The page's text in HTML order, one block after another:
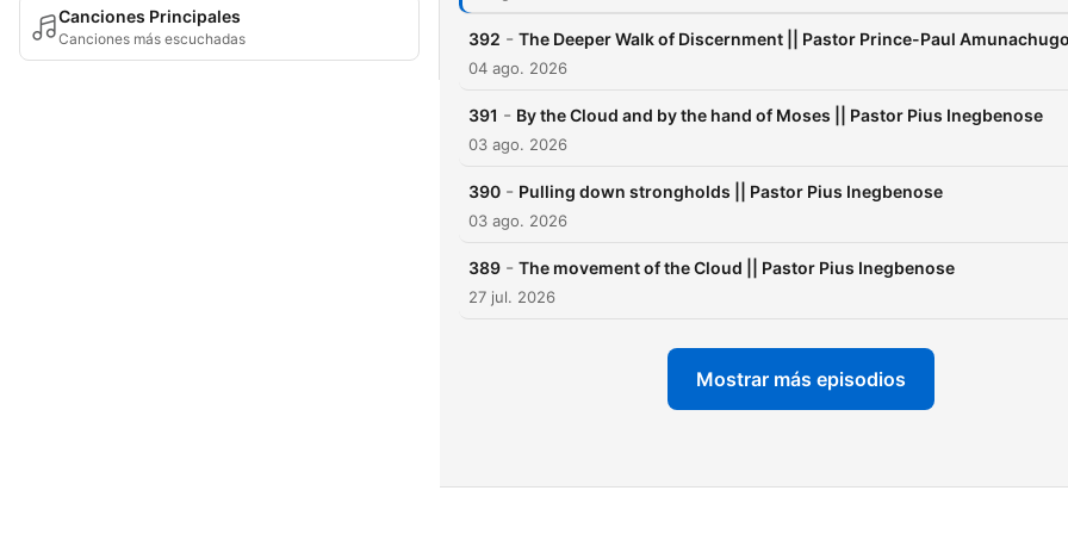
Canciones Principales
Canciones más escuchadas 392 - The Deeper Walk of Discernment || Pastor Prince-Paul
04 ago. 2026
391 - By the Cloud and by the hand of Moses || Pastor Pius Inegbenose
03 ago. 2026
390 - Pulling down strongholds || Pastor Pius Inegbenose
03 ago. 2026
389 - The movement of the Cloud || Pastor Pius Inegbenose
27 jul. 2026
Mostrar más episodios